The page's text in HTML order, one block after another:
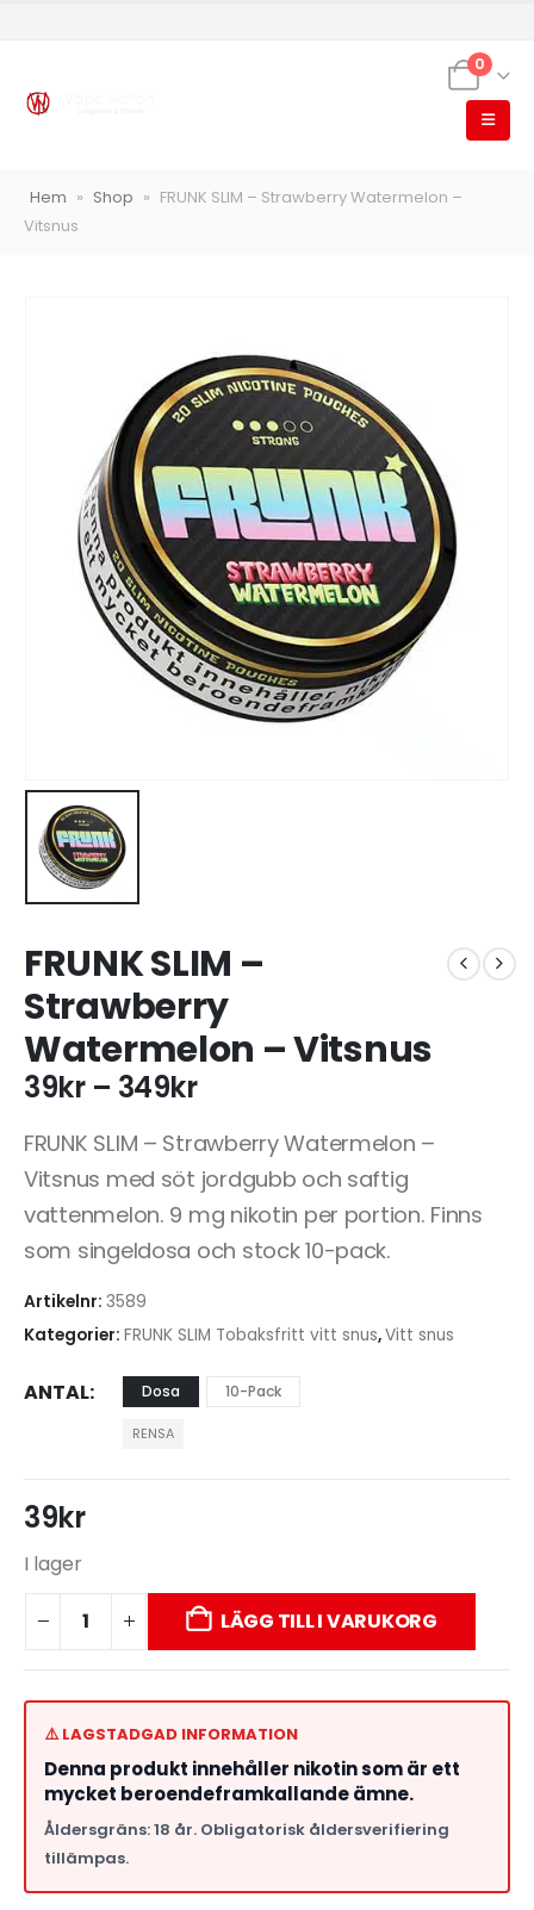
0
Hem » Shop » FRUNK SLIM – Strawberry Watermelon –
Vitsnus
FRUNK SLIM –
Strawberry
Watermelon – Vitsnus
39kr – 349kr
FRUNK SLIM – Strawberry Watermelon –
Vitsnus med söt jordgubb och saftig
vattenmelon. 9 mg nikotin per portion. Finns
som singeldosa och stock 10-pack.
Artikelnr: 3589
Kategorier: FRUNK SLIM Tobaksfritt vitt snus,Vitt snus
ANTAL Dosa 10-Pack
RENSA
39kr
I lager
LÄGG TILL I VARUKORG
⚠️ LAGSTADGAD INFORMATION
Denna produkt innehåller nikotin som är ett
mycket beroendeframkallande ämne.
Åldersgräns: 18 år. Obligatorisk åldersverifiering
tillämpas.
Röstläge
Populära engångsvapes Hjälp mig välja
Leverans & frakt